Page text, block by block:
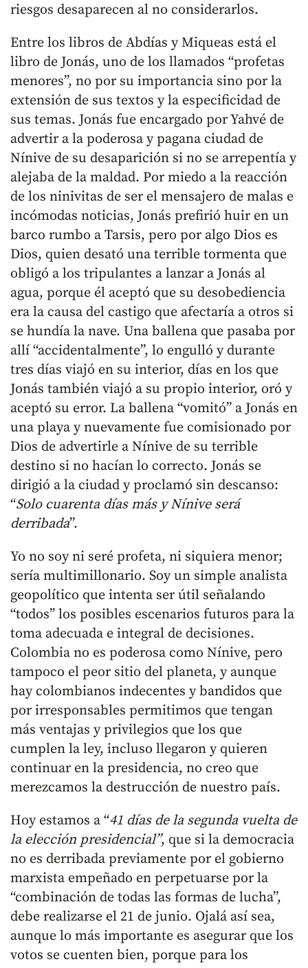
riesgos desaparecen al no considerarlos.
Entre los libros de Abdías y Miqueas está el
libro de Jonás, uno de los llamados “profetas
menores”, no por su importancia sino por la
extensión de sus textos y la especificidad de
sus temas. Jonás fue encargado por Yahvé de
advertir a la poderosa y pagana ciudad de
Nínive de su desaparición si no se arrepentía y
alejaba de la maldad. Por miedo a la reacción
de los ninivitas de ser el mensajero de malas e
incómodas noticias, Jonás prefirió huir en un
barco rumbo a Tarsis, pero por algo Dios es
Dios, quien desató una terrible tormenta que
obligó a los tripulantes a lanzar a Jonás al
agua, porque él aceptó que su desobediencia
era la causa del castigo que afectaría a otros si
se hundía la nave. Una ballena que pasaba por
allí “accidentalmente”, lo engulló y durante
tres días viajó en su interior, días en los que
Jonás también viajó a su propio interior, oró y
aceptó su error. La ballena “vomitó” a Jonás en
una playa y nuevamente fue comisionado por
Dios de advertirle a Nínive de su terrible
destino si no hacían lo correcto. Jonás se
dirigió a la ciudad y proclamó sin descanso:
“Solo cuarenta días más y Nínive será
derribada”.
Yo no soy ni seré profeta, ni siquiera menor;
sería multimillonario. Soy un simple analista
geopolítico que intenta ser útil señalando
“todos” los posibles escenarios futuros para la
toma adecuada e integral de decisiones.
Colombia no es poderosa como Nínive, pero
tampoco el peor sitio del planeta, y aunque
hay colombianos indecentes y bandidos que
por irresponsables permitimos que tengan
más ventajas y privilegios que los que
cumplen la ley, incluso llegaron y quieren
continuar en la presidencia, no creo que
merezcamos la destrucción de nuestro país.
Hoy estamos a “41 días de la segunda vuelta de
la elección presidencial”, que si la democracia
no es derribada previamente por el gobierno
marxista empeñado en perpetuarse por la
“combinación de todas las formas de lucha”,
debe realizarse el 21 de junio. Ojalá así sea,
aunque lo más importante es asegurar que los
votos se cuenten bien, porque para los